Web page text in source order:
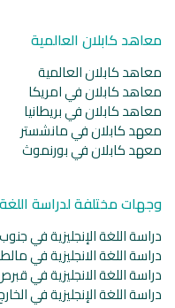
معاهد كابلان العالمية
معاهد كابلان العالمية
معاهد كابلان في امريكا
معاهد كابلان في بريطانيا
معهد كابلان في مانشستر
معهد كابلان في بورنموث
وجهات مختلفة لدراسة اللغة
دراسة اللغة الإنجليزية في
دراسة اللغة الانجليزية في
دراسة اللغة الانجليزية في
دراسة اللغة الإنجليزية في